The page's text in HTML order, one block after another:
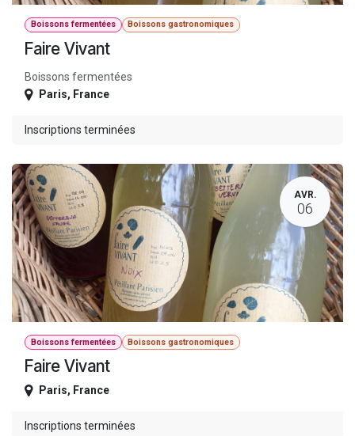
Boissons fermentées Boissons gastronomiques
Faire Vivant
Boissons fermentées
Paris, France
Inscriptions terminées
AVR.
06
Boissons fermentées Boissons gastronomiques
Faire Vivant
Paris, France
Inscriptions terminées